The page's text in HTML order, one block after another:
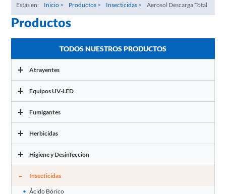
Estás en: Inicio > Productos > Insecticidas > Aerosol Descarga Total
Productos
TODOS NUESTROS PRODUCTOS
+ Atrayentes
+ Equipos UV-LED
+ Fumigantes
+ Herbicidas
+ Higiene y Desinfección
- Insecticidas
Ácido Bórico